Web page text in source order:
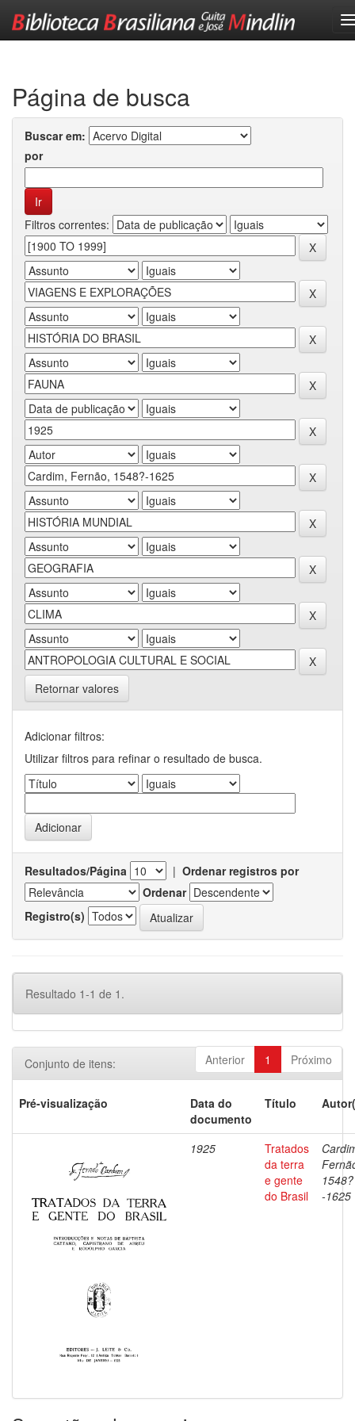
Página de busca
Buscar em:
por
Filtros correntes:
Retornar valores
Adicionar filtros:
Utilizar filtros para refinar o resultado de busca.
Resultados/Página | Ordenar registros por
Ordenar
Registro(s)
Resultado 1-1 de 1.
Anterior 1 Próximo
Conjunto de itens:
Pré-visualização
Data do
documento
Título
1925
Tratados
da terra
e gente
do Brasil
1548?
-1625